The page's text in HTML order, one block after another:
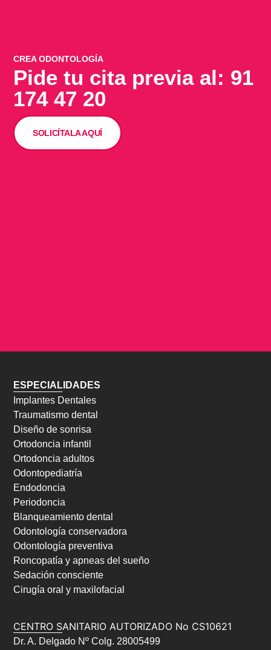
CREA ODONTOLOGÍA
Pide tu cita previa al: 91
174 47 20
SOLICÍTALA AQUÍ
ESPECIALIDADES
Implantes Dentales
Traumatismo dental
Diseño de sonrisa
Ortodoncia infantil
Ortodoncia adultos
Odontopediatría
Endodoncia
Periodoncia
Blanqueamiento dental
Odontología conservadora
Odontología preventiva
Roncopatía y apneas del sueño
Sedación consciente
Cirugía oral y maxilofacial
CENTRO SANITARIO AUTORIZADO No CS10621
Dr. A. Delgado Nº Colg. 28005499